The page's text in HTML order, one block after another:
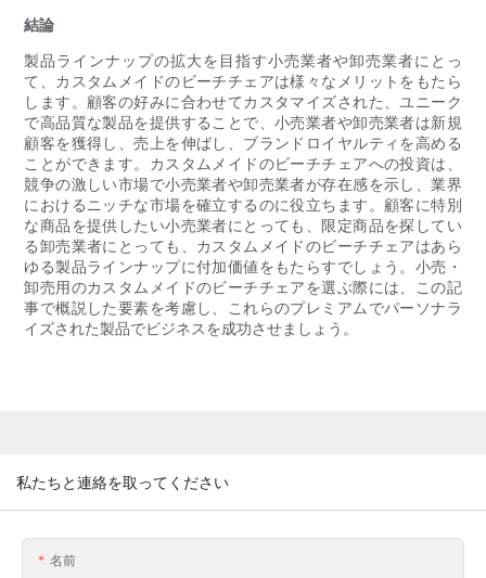
結論
製品ラインナップの拡大を目指す小売業者や卸売業者にとっ
て、カスタムメイドのビーチチェアは様々なメリットをもたら
します。顧客の好みに合わせてカスタマイズされた、ユニーク
で高品質な製品を提供することで、小売業者や卸売業者は新規
顧客を獲得し、売上を伸ばし、ブランドロイヤルティを高める
ことができます。カスタムメイドのビーチチェアへの投資は、
競争の激しい市場で小売業者や卸売業者が存在感を示し、業界
におけるニッチな市場を確立するのに役立ちます。顧客に特別
な商品を提供したい小売業者にとっても、限定商品を探してい
る卸売業者にとっても、カスタムメイドのビーチチェアはあら
ゆる製品ラインナップに付加価値をもたらすでしょう。小売・
卸売用のカスタムメイドのビーチチェアを選ぶ際には、この記
事で概説した要素を考慮し、これらのプレミアムでパーソナラ
イズされた製品でビジネスを成功させましょう。
私たちと連絡を取ってください
名前